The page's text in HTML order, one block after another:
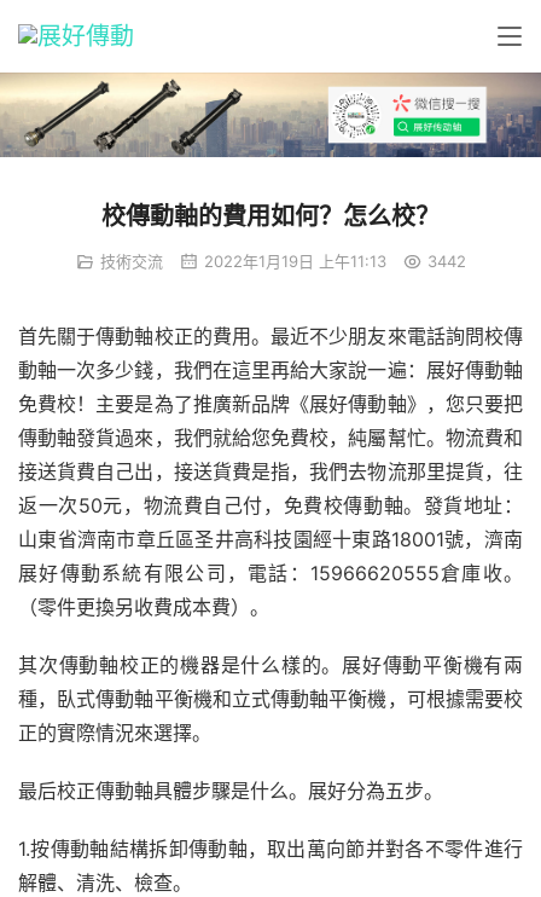
校傳動軸的費用如何？怎么校？
技術交流 2022年1月19日 上午11:13 3442
首先關于傳動軸校正的費用。最近不少朋友來電話詢問校傳
動軸一次多少錢，我們在這里再給大家說一遍：展好傳動軸
免費校！主要是為了推廣新品牌《展好傳動軸》，您只要把
傳動軸發貨過來，我們就給您免費校，純屬幫忙。物流費和
接送貨費自己出，接送貨費是指，我們去物流那里提貨，往
返一次50元，物流費自己付，免費校傳動軸。發貨地址：
山東省濟南市章丘區圣井高科技園經十東路18001號，濟南
展好傳動系統有限公司，電話：15966620555倉庫收。
（零件更換另收費成本費）。
其次傳動軸校正的機器是什么樣的。展好傳動平衡機有兩
種，臥式傳動軸平衡機和立式傳動軸平衡機，可根據需要校
正的實際情況來選擇。
最后校正傳動軸具體步驟是什么。展好分為五步。
1.按傳動軸結構拆卸傳動軸，取出萬向節并對各不零件進行
解體、清洗、檢查。